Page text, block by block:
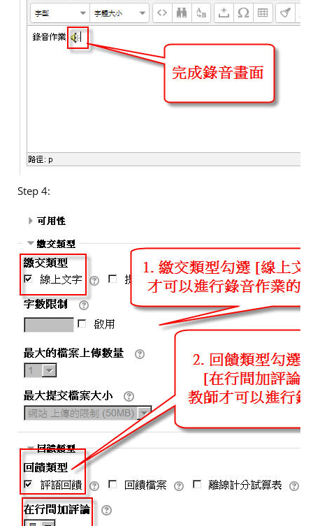
Step 4: